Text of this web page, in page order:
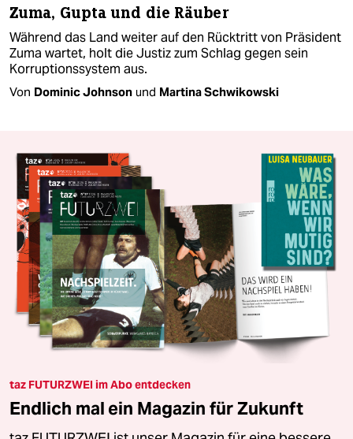
Zuma, Gupta und die Räuber
Während das Land weiter auf den Rücktritt von Präsident
Zuma wartet, holt die Justiz zum Schlag gegen sein
Korruptionssystem aus.
Von Dominic Johnson und Martina Schwikowski
taz FUTURZWEI im Abo entdecken
Endlich mal ein Magazin für Zukunft